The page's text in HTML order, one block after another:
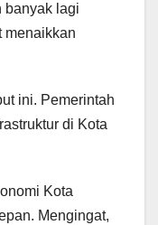
banyak lagi
menaikkan
ini. Pemerintah
di Kota
Kota
Mengingat,